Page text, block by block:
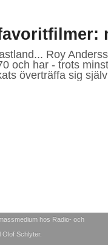
Roy
och har - trots
överträffa sig
hos Radio- och
Schlyter.